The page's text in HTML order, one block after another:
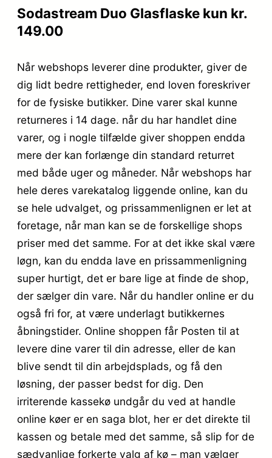
Sodastream Duo Glasflaske kun kr.
149.00
Når webshops leverer dine produkter, giver de
dig lidt bedre rettigheder, end loven foreskriver
for de fysiske butikker. Dine varer skal kunne
returneres i 14 dage. når du har handlet dine
varer, og i nogle tilfælde giver shoppen endda
mere der kan forlænge din standard returret
med både uger og måneder. Når webshops har
hele deres varekatalog liggende online, kan du
se hele udvalget, og prissammenlignen er let at
foretage, når man kan se de forskellige shops
priser med det samme. For at det ikke skal være
løgn, kan du endda lave en prissammenligning
super hurtigt, det er bare lige at finde de shop,
der sælger din vare. Når du handler online er du
også fri for, at være underlagt butikkernes
åbningstider. Online shoppen får Posten til at
levere dine varer til din adresse, eller de kan
blive sendt til din arbejdsplads, og få den
løsning, der passer bedst for dig. Den
irriterende kassekø undgår du ved at handle
online køer er en saga blot, her er det direkte til
kassen og betale med det samme, så slip for de
sædvanlige forkerte valg af kø – man vælger